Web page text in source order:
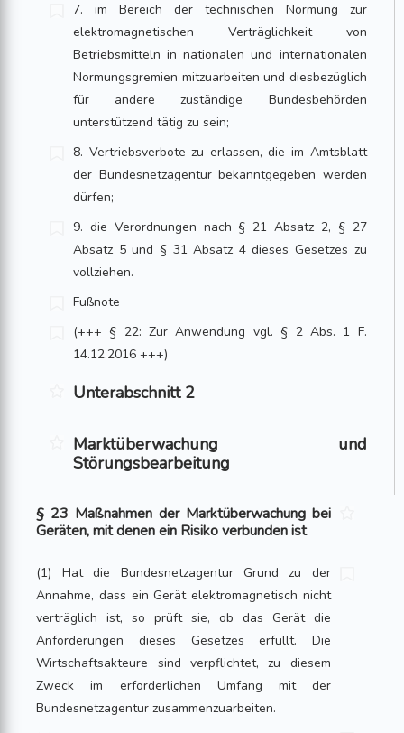
7. im Bereich der technischen Normung zur
elektromagnetischen Verträglichkeit von
Betriebsmitteln in nationalen und internationalen
Normungsgremien mitzuarbeiten und diesbezüglich
für andere zuständige Bundesbehörden
unterstützend tätig zu sein;
8. Vertriebsverbote zu erlassen, die im Amtsblatt
der Bundesnetzagentur bekanntgegeben werden
dürfen;
9. die Verordnungen nach § 21 Absatz 2, § 27
Absatz 5 und § 31 Absatz 4 dieses Gesetzes zu
vollziehen.
Fußnote
(+++ § 22: Zur Anwendung vgl. § 2 Abs. 1 F.
14.12.2016 +++)
Unterabschnitt 2
Marktüberwachung und
Störungsbearbeitung
§ 23 Maßnahmen der Marktüberwachung bei
Geräten, mit denen ein Risiko verbunden ist
(1) Hat die Bundesnetzagentur Grund zu der
Annahme, dass ein Gerät elektromagnetisch nicht
verträglich ist, so prüft sie, ob das Gerät die
Anforderungen dieses Gesetzes erfüllt. Die
Wirtschaftsakteure sind verpflichtet, zu diesem
Zweck im erforderlichen Umfang mit der
Bundesnetzagentur zusammenzuarbeiten.